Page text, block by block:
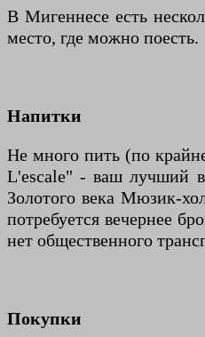
В Мигеннесе есть
место, где можно поесть.
Напитки
Не много пить (по
L'escale" - ваш лучший
Золотого века Мюзик-
потребуется вечернее
нет общественного
Покупки